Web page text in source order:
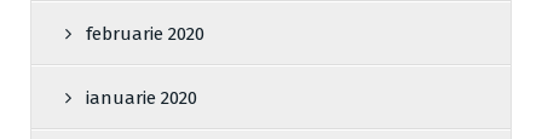
februarie 2020
ianuarie 2020